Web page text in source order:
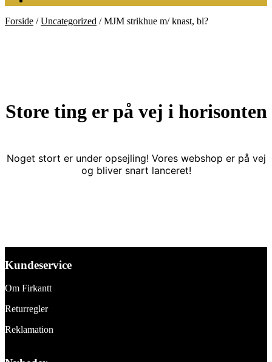
Forside /Uncategorized /MJM strikhue m/ knast, bl?
Store ting er på vej i horisonten
Noget stort er under opsejling! Vores webshop er på vej
og bliver snart lanceret!
Kundeservice
Om Firkantt
Returregler
Reklamation